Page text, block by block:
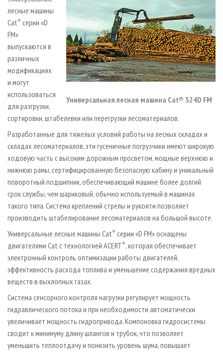
Универсальная лесная машина Cat® 324D FM
лесные машины
Cat® серии «D
FM»
выпускаются в
различных
модификациях
и могут
использоваться
для разгрузки,
сортировки, штабелевки или перегрузки лесоматериалов.
Разработанные для тяжелых условий работы на лесных складах и
складах лесоматериалов, эти гусеничные погрузчики имеют широкую
ходовую часть с высоким дорожным просветом, мощные верхнюю и
нижнюю рамы, сертифицированную безопасную кабину и уникальный
поворотный подшипник, обеспечивающий машине более долгий
срок службы, чем шариковый, обычно используемый в машинах
такого типа. Система креплений стрелы и рукояти позволяет
производить штабелирование лесоматериалов на большой высоте.
Универсальные лесные машины Cat® серии «D FM» оснащены
двигателями Cat с технологией ACERT®, которая обеспечивает
электронный контроль оптимизации работы двигателей,
эффективность расхода топлива и уменьшение содержания вредных
веществ в выхлопных газах.
Система сенсорного контроля нагрузки регулирует мощность
гидравлического потока и при необходимости автоматически
увеличивает мощность гидропривода. Компоновка гидросистемы
сводит к минимуму длину шлангов и трубок, что позволяет
уменьшить теплоотдачу и понизить уровень шума, повышает